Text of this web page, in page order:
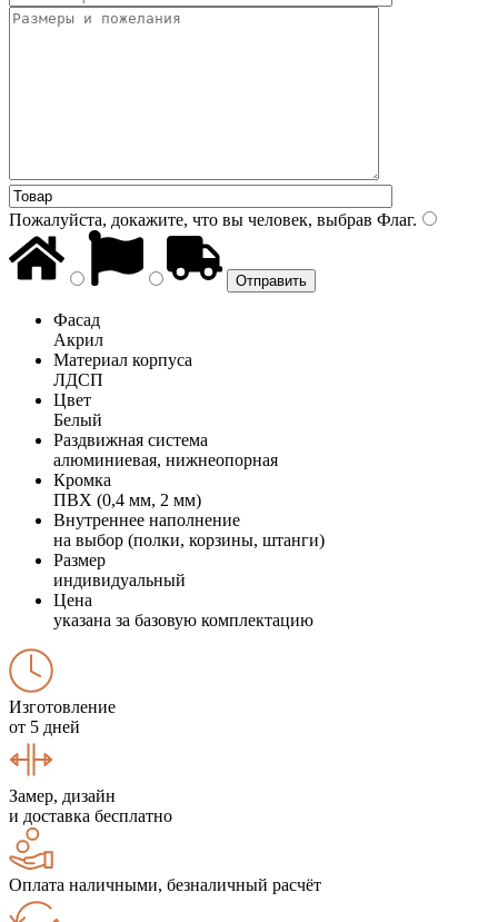
Пожалуйста, докажите, что вы человек, выбрав Флаг.
Фасад
Акрил
Материал корпуса
ЛДСП
Цвет
Белый
Раздвижная система
алюминиевая, нижнеопорная
Кромка
ПВХ (0,4 мм, 2 мм)
Внутреннее наполнение
на выбор (полки, корзины, штанги)
Размер
индивидуальный
Цена
указана за базовую комплектацию
Изготовление
от 5 дней
Замер, дизайн
и доставка бесплатно
Оплата наличными, безналичный расчёт